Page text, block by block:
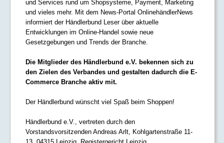
und Services rund um Shopsysteme, Payment, Marketing
und vieles mehr. Mit dem News-Portal OnlinehändlerNews
informiert der Händlerbund Leser über aktuelle
Entwicklungen im Online-Handel sowie neue
Gesetzgebungen und Trends der Branche.
Die Mitglieder des Händlerbund e.V. bekennen sich zu
den Zielen des Verbandes und gestalten dadurch die E-
Commerce Branche aktiv mit.
Der Händlerbund wünscht viel Spaß beim Shoppen!
Händlerbund e.V., vertreten durch den
Vorstandsvorsitzenden Andreas Arlt, Kohlgartenstraße 11-